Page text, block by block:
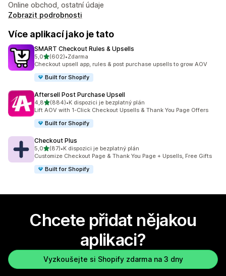
Online obchod, ostatní údaje
Zobrazit podrobnosti
Více aplikací jako je tato
SMART Checkout Rules & Upsells
5,0z 5 hvězd
(602)
Celkový počet recenzí: 602
•Zdarma
Checkout upsell app, rules & post purchase upsells to grow AOV
Built for Shopify
Aftersell Post Purchase Upsell
4,8z 5 hvězd
(884)
Celkový počet recenzí: 884
•K dispozici je bezplatný plán
Lift AOV with 1-Click Checkout Upsells & Thank You Page Offers
Built for Shopify
Checkout Plus
5,0z 5 hvězd
(87)
Celkový počet recenzí: 87
•K dispozici je bezplatný plán
Customize Checkout Page & Thank You Page + Upsells, Free Gifts
Built for Shopify
Chcete přidat nějakou
aplikaci?
Vyzkoušejte si Shopify zdarma na 3 dny